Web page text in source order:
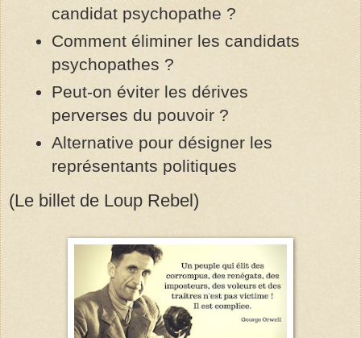
candidat psychopathe ?
Comment éliminer les candidats
psychopathes ?
Peut-on éviter les dérives
perverses du pouvoir ?
Alternative pour désigner les
représentants politiques
(Le billet de Loup Rebel)